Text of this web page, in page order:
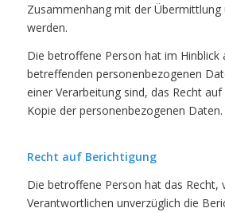
Zusammenhang mit der Übermittlung
werden.
Die betroffene Person hat im Hinblick
betreffenden personenbezogenen
einer Verarbeitung sind, das Recht
Kopie der personenbezogenen Daten.
Recht auf Berichtigung
Die betroffene Person hat das Recht,
Verantwortlichen unverzüglich die